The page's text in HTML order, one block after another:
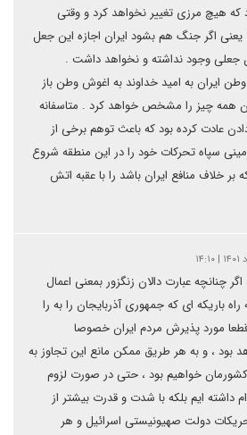
که هیچ مرزی تغییر نخواهد کرد و وقتی
یعنی اگر جنگ هم بشود ایران اجازه این جعل
جعلی وجود نداشته و نخواهد‌ داشت .
ایران به امید خداوند به اغوش وطن باز
چیز را مشخص خواهد کرد . متاسفانه
عادت کرده بود که باعث توهم برخی از
سپاه تحرکات خود را در این منطقه شروع
خلاف منافع ایران باشد را با عقبه اتش
چنانچه عبارت دالان زنگزور بمعنی اعمال
باریکه ای که جمهوری آذربایجان را به را
مورد پذیرش مردم ایران خصوصا
بود ، و به هر طریق ممکن مانع این تجاوز به
خواهیم بود ، حتی در صورت لزوم
داشته ایم بلکه با شدت و قدرت بیشتر از
دولت صهیونیستی اسرائیل و هر